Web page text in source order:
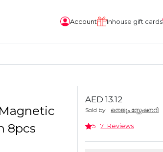
Account Inhouse gift cards
8pcs
AED 13.12
Sold by നെജൂം സ്റ്റേഷനറി
5 71 Reviews